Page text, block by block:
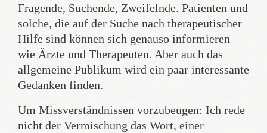
Fragende, Suchende, Zweifelnde. Patienten und
solche, die auf der Suche nach therapeutischer
Hilfe sind können sich genauso informieren
wie Ärzte und Therapeuten. Aber auch das
allgemeine Publikum wird ein paar interessante
Gedanken finden.
Um Missverständnissen vorzubeugen: Ich rede
nicht der Vermischung das Wort, einer